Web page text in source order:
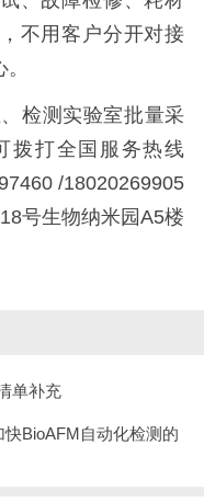
不用客户分开对接
检测实验室批量采
拨打全国服务热线
/18020269905
号生物纳米园A5楼
单补充
BioAFM自动化检测的